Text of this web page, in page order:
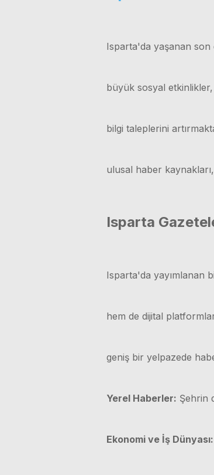
Isparta'da yaşanan son
büyük sosyal
bilgi taleplerini
ulusal haber
Isparta
Isparta'da yayımlanan
hem de dijital
geniş bir yelpazede
Yerel Haberler: Şehrin
Ekonomi ve İş Dünyası: